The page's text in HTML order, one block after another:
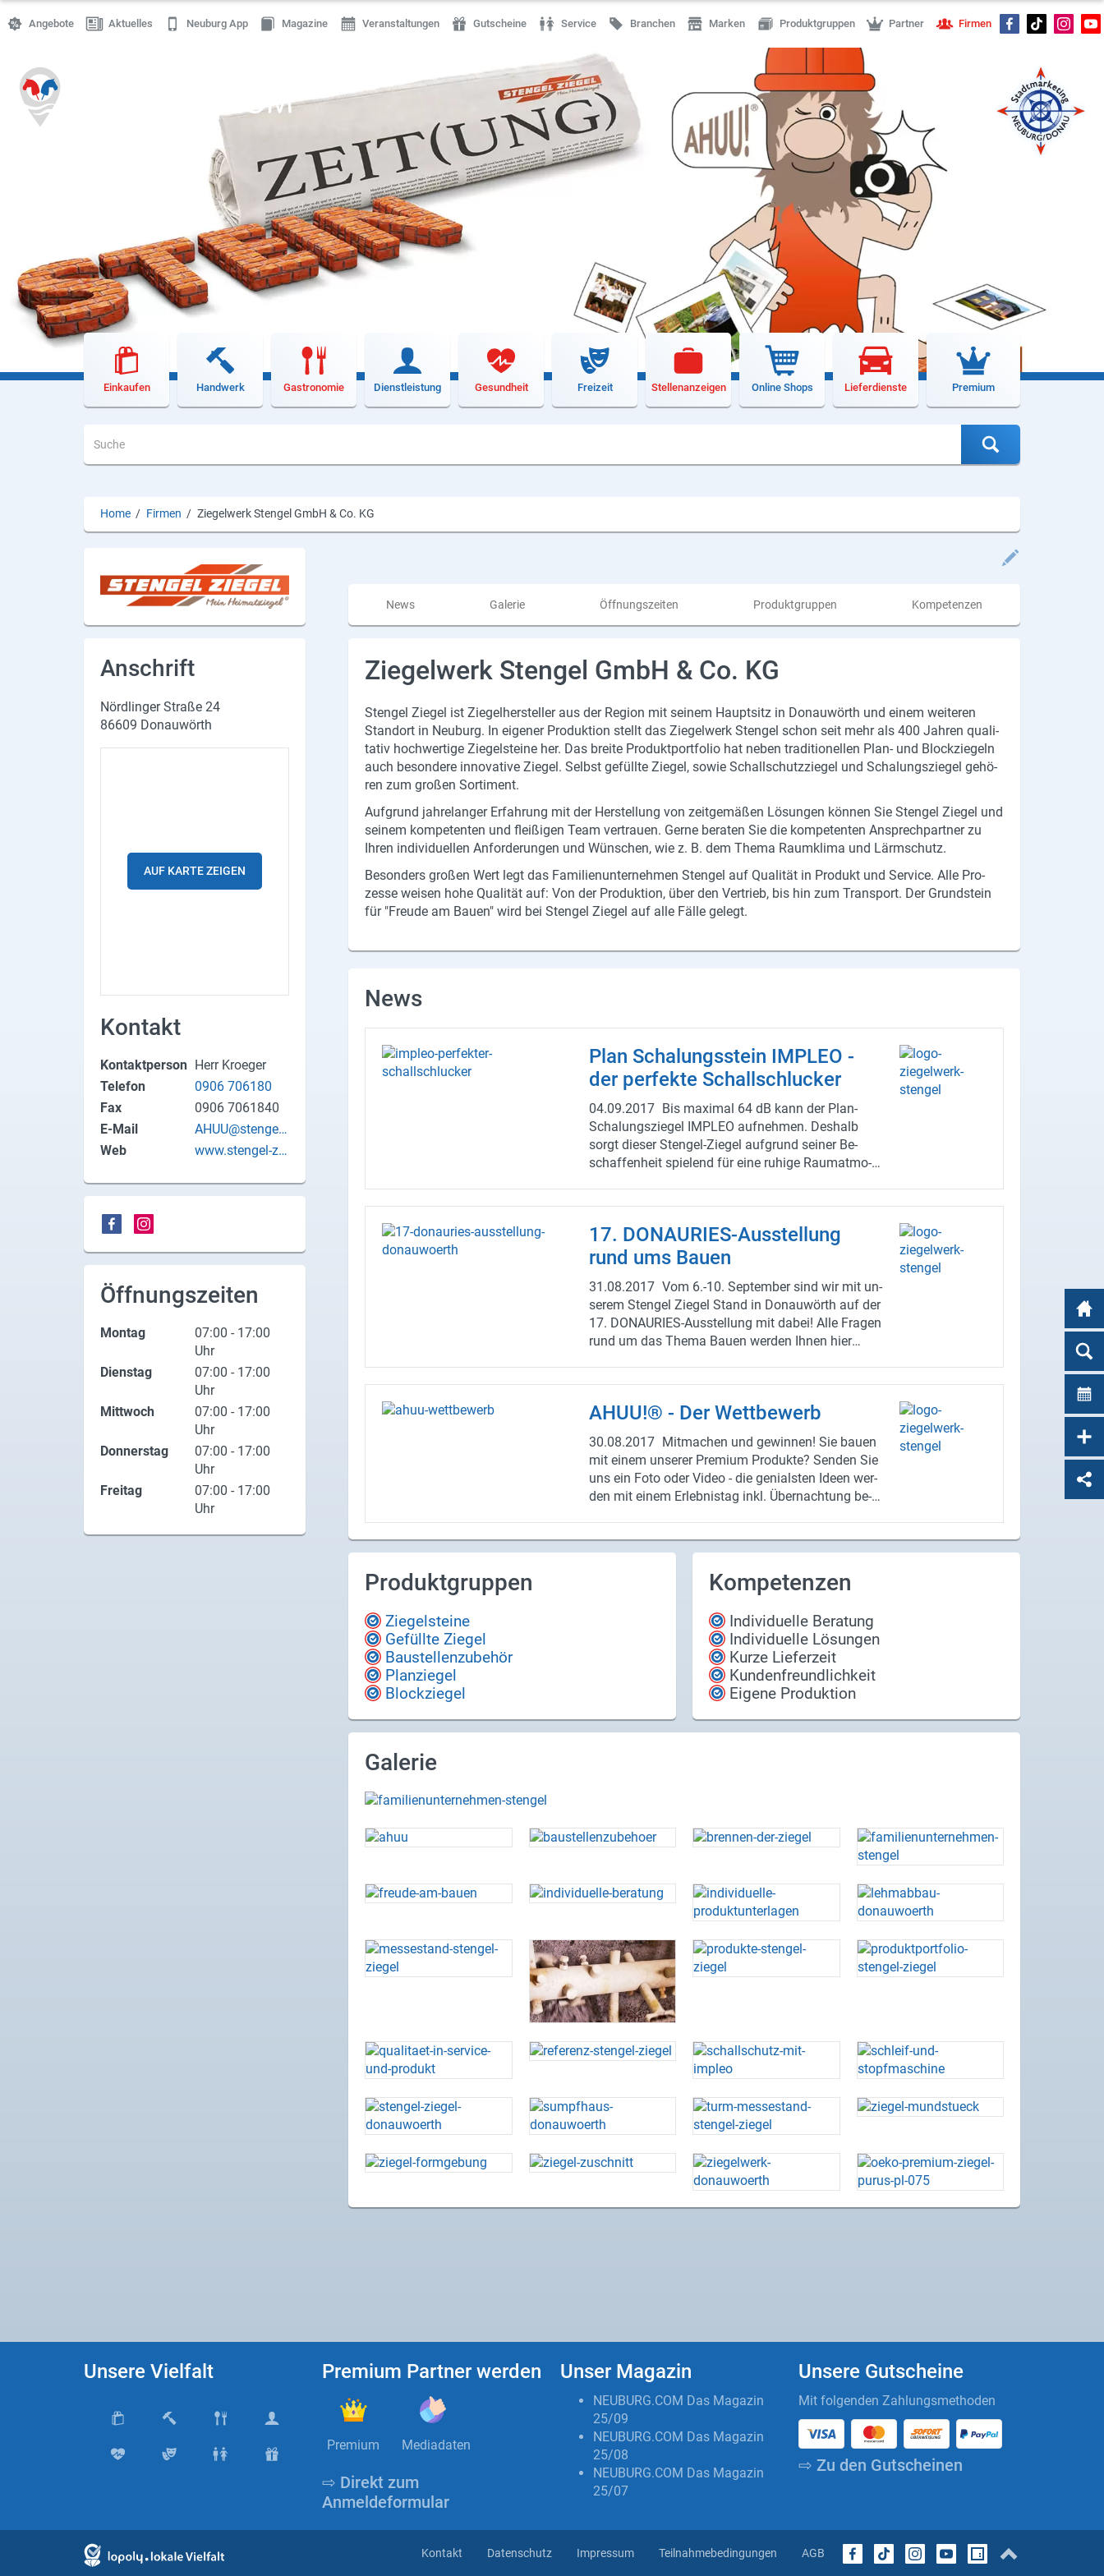
Angebote Aktuelles Neuburg App Magazine Veranstaltungen Gutscheine Service Branchen Marken Produktgruppen Partner Firmen
Einkaufen Handwerk Gastronomie Dienstleistung Gesundheit Freizeit Stellenanzeigen Online Shops Lieferdienste Premium
Home / Firmen / Ziegelwerk Stengel GmbH & Co. KG
Anschrift
Nördlinger Straße 24
86609 Donauwörth
AUF KARTE ZEIGEN
Kontakt
Kontaktperson Herr Kroeger
Telefon
0906 706180
Fax
0906 7061840
E-Mail
AHUU@stengel-
ziegel.de
Web
www.stengel-zie
Öffnungszeiten
Montag
07:00 - 17:00
Uhr
Dienstag
07:00 - 17:00
Uhr
Mittwoch
07:00 - 17:00
Uhr
Donnerstag
07:00 - 17:00
Uhr
Freitag
07:00 - 17:00
Uhr
News Galerie Öffnungszeiten Produktgruppen Kompetenzen
Ziegelwerk Stengel GmbH & Co. KG
Sten­gel Zie­gel ist Zie­gel­her­stel­ler aus der Re­gi­on mit sei­nem Haupt­sitz in Do­nau­wörth und einem wei­te­ren
Stand­ort in Neu­burg. In ei­ge­ner Pro­duk­ti­on stellt das Zie­gel­werk Sten­gel schon seit mehr als 400 Jah­ren qua­li­
ta­tiv hoch­wer­ti­ge Zie­gel­stei­ne her. Das brei­te Pro­dukt­port­fo­lio hat neben tra­di­tio­nel­len Plan- und Block­zie­geln
auch be­son­de­re in­no­va­ti­ve Zie­gel. Selbst ge­füll­te Zie­gel, sowie Schall­schutz­zie­gel und Scha­lungs­zie­gel ge­hö­
ren zum gro­ßen Sor­ti­ment.
Auf­grund jah­re­lan­ger Er­fah­rung mit der Her­stel­lung von zeit­ge­mä­ßen Lö­sun­gen kön­nen Sie Sten­gel Zie­gel und
sei­nem kom­pe­ten­ten und flei­ßi­gen Team ver­trau­en. Gerne be­ra­ten Sie die kom­pe­ten­ten An­sprech­part­ner zu
Ihren in­di­vi­du­el­len An­for­de­run­gen und Wün­schen, wie z. B. dem Thema Raum­kli­ma und Lärm­schutz.
Be­son­ders gro­ßen Wert legt das Fa­mi­li­en­un­ter­neh­men Sten­gel auf Qua­li­tät in Pro­dukt und Ser­vice. Alle Pro­
zes­se wei­sen hohe Qua­li­tät auf: Von der Pro­duk­ti­on, über den Ver­trieb, bis hin zum Trans­port. Der Grund­stein
für "Freu­de am Bauen" wird bei Sten­gel Zie­gel auf alle Fälle ge­legt.
News
Plan Scha­lungs­stein IM­PLEO -
der per­fek­te Schall­schlu­cker
04.09.2017 Bis ma­xi­mal 64 dB kann der Plan-​
Schalungsziegel IM­PLEO auf­neh­men. Des­halb
sorgt die­ser Stengel-​Ziegel auf­grund sei­ner Be­
schaf­fen­heit spie­lend für eine ru­hi­ge Raum­at­mo­
17. DONAURIES-​Ausstellung
rund ums Bauen
31.08.2017 Vom 6.-10. Sep­tem­ber sind wir mit un­
se­rem Sten­gel Zie­gel Stand in Do­nau­wörth auf der
17. DONAURIES-​Ausstellung mit dabei! Alle Fra­gen
rund um das Thema Bauen wer­den Ihnen hier
AHUU!® - Der Wett­be­werb
30.08.2017 Mit­ma­chen und ge­win­nen! Sie bauen
mit einem un­se­rer Pre­mi­um Pro­duk­te? Sen­den Sie
uns ein Foto oder Video - die ge­ni­als­ten Ideen wer­
den mit einem Er­leb­nis­tag inkl. Über­nach­tung be­
2018. Ein­fach den Schnapp­schuss bis 31.09.17
den oder di­rekt per Post an uns schi­cken! Wir sind
Produktgruppen
Ziegelsteine
Gefüllte Ziegel
Baustellenzubehör
Planziegel
Blockziegel
Kompetenzen
Individuelle Beratung
Individuelle Lösungen
Kurze Lieferzeit
Kundenfreundlichkeit
Eigene Produktion
Galerie
Unsere Vielfalt Premium Partner werden
Premium Mediadaten
⇨ Direkt zum
Anmeldeformular
Unser Magazin
NEUBURG.COM Das Magazin
25/09
NEUBURG.COM Das Magazin
25/08
NEUBURG.COM Das Magazin
25/07
Unsere Gutscheine
Mit folgenden Zahlungsmethoden
⇨ Zu den Gutscheinen
Kontakt Datenschutz Impressum Teilnahmebedingungen AGB
Einkaufen
Handwerk
Freizeit
Stellenanzeigen
Online Shops
Lieferdienste
Neuburg App
Aktuelles
Veranstaltungen
Produktgruppen
YouTube